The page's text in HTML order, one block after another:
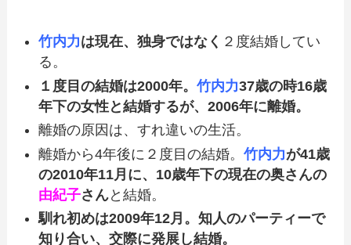
竹内力は現在、独身ではなく ２度結婚してい
る。
１度目の結婚は2000年。竹内力37歳の時16歳
年下の女性と結婚するが、2006年に離婚。
離婚の原因は、すれ違いの生活。
離婚から4年後に２度目の結婚。竹内力が41歳
の2010年11月に、 10歳年下の現在の奥さんの
由紀子さんと結婚。
馴れ初めは2009年12月。知人のパーティーで
知り合い、交際に発展し結婚。